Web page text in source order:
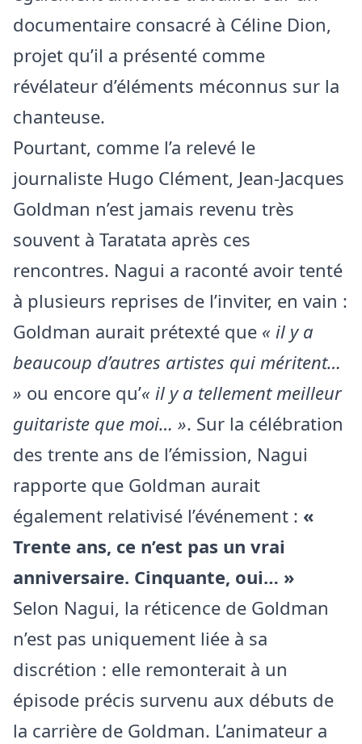
documentaire consacré à Céline Dion,
projet qu’il a présenté comme
révélateur d’éléments méconnus sur la
chanteuse.
Pourtant, comme l’a relevé le
journaliste Hugo Clément, Jean-Jacques
Goldman n’est jamais revenu très
souvent à Taratata après ces
rencontres. Nagui a raconté avoir tenté
à plusieurs reprises de l’inviter, en vain :
Goldman aurait prétexté que « il y a
beaucoup d’autres artistes qui méritent…
» ou encore qu’« il y a tellement meilleur
guitariste que moi… ». Sur la célébration
des trente ans de l’émission, Nagui
rapporte que Goldman aurait
également relativisé l’événement : «
Trente ans, ce n’est pas un vrai
anniversaire. Cinquante, oui… »
Selon Nagui, la réticence de Goldman
n’est pas uniquement liée à sa
discrétion : elle remonterait à un
épisode précis survenu aux débuts de
la carrière de Goldman. L’animateur a